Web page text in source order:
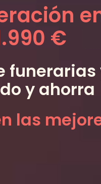
€
funerarias
y ahorra
las